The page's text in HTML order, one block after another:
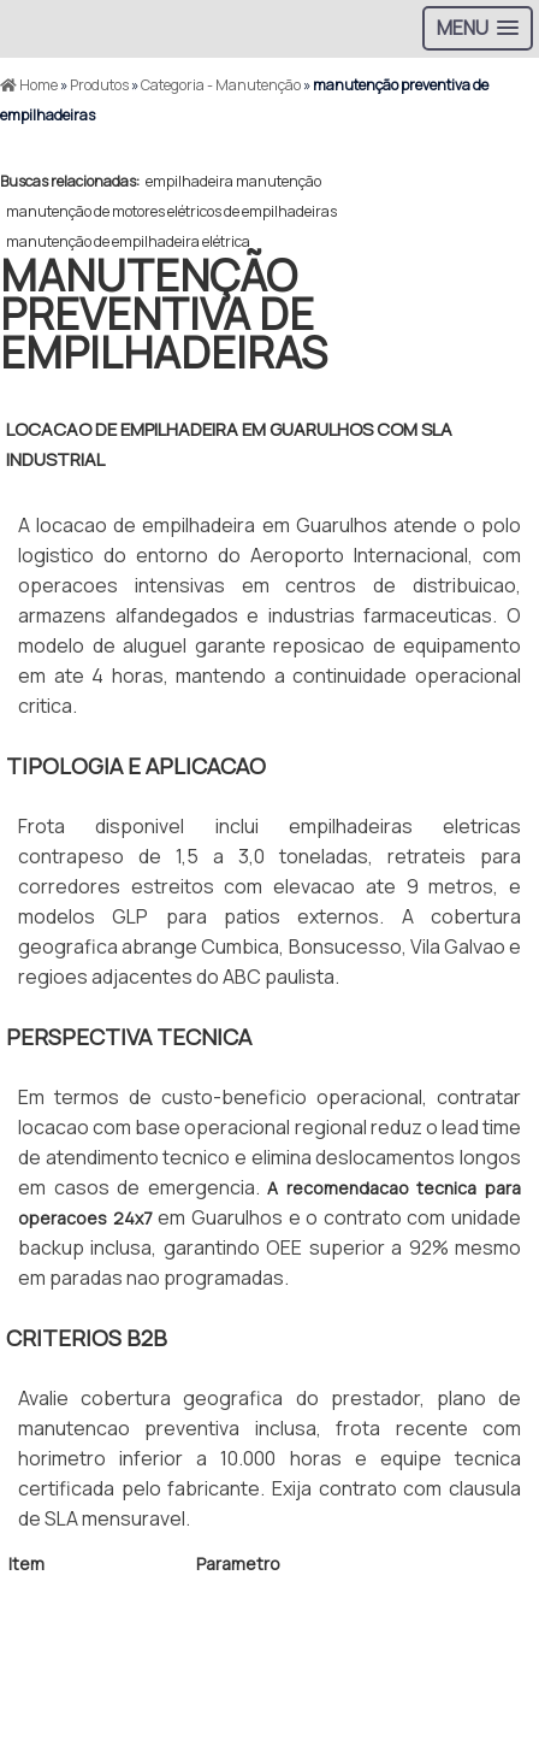
MENU
Home»Produtos»Categoria - Manutenção»manutenção preventiva de
empilhadeiras
Buscas relacionadas: empilhadeira manutenção
manutenção de motores elétricos de empilhadeiras
manutenção de empilhadeira elétrica
MANUTENÇÃO
PREVENTIVA DE
EMPILHADEIRAS
LOCACAO DE EMPILHADEIRA EM GUARULHOS COM SLA
INDUSTRIAL
A locacao de empilhadeira em Guarulhos atende o polo
logistico do entorno do Aeroporto Internacional, com
operacoes intensivas em centros de distribuicao,
armazens alfandegados e industrias farmaceuticas. O
modelo de aluguel garante reposicao de equipamento
em ate 4 horas, mantendo a continuidade operacional
critica.
TIPOLOGIA E APLICACAO
Frota disponivel inclui empilhadeiras eletricas
contrapeso de 1,5 a 3,0 toneladas, retrateis para
corredores estreitos com elevacao ate 9 metros, e
modelos GLP para patios externos. A cobertura
geografica abrange Cumbica, Bonsucesso, Vila Galvao e
regioes adjacentes do ABC paulista.
PERSPECTIVA TECNICA
Em termos de custo-beneficio operacional, contratar
locacao com base operacional regional reduz o lead time
de atendimento tecnico e elimina deslocamentos longos
em casos de emergencia.A recomendacao tecnica para
operacoes 24x7em Guarulhos e o contrato com unidade
backup inclusa, garantindo OEE superior a 92% mesmo
em paradas nao programadas.
CRITERIOS B2B
Avalie cobertura geografica do prestador, plano de
manutencao preventiva inclusa, frota recente com
horimetro inferior a 10.000 horas e equipe tecnica
certificada pelo fabricante. Exija contrato com clausula
de SLA mensuravel.
Item Parametro